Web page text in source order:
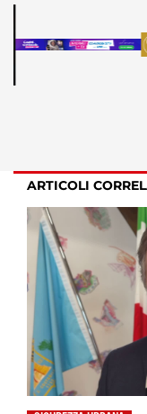
ARTICOLI